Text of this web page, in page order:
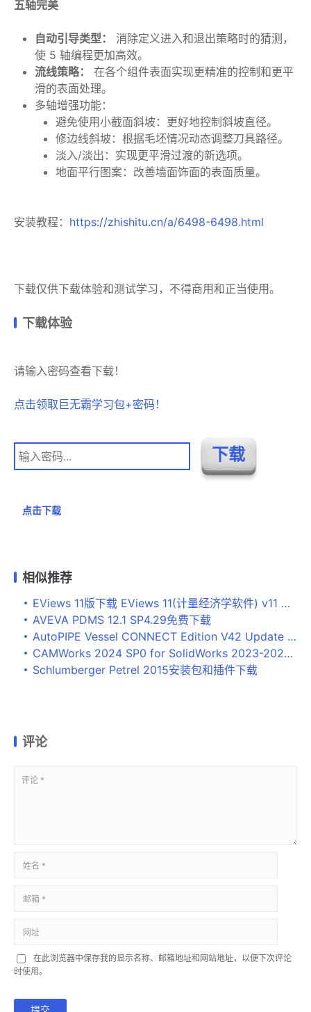
五轴完美
自动引导类型：
消除定义进入和退出策略时的猜测，
使 5 轴编程更加高效。
流线策略：
在各个组件表面实现更精准的控制和更平
滑的表面处理。
多轴增强功能：
避免使用小截面斜坡：更好地控制斜坡直径。
修边线斜坡：根据毛坯情况动态调整刀具路径。
淡入/淡出：实现更平滑过渡的新选项。
地面平行图案：改善墙面饰面的表面质量。
安装教程： https://zhishitu.cn/a/6498-6498.html
下载仅供下载体验和测试学习，不得商用和正当使用。
下载体验
请输入密码查看下载！
点击领取巨无霸学习包+密码！
点击下载
相似推荐
EViews 11版下载 EViews 11(计量经济学软件) v11 附替换补丁 免费版
AVEVA PDMS 12.1 SP4.29免费下载
AutoPIPE Vessel CONNECT Edition V42 Update 3 (42.03.00.10) x64下载
CAMWorks 2024 SP0 for SolidWorks 2023-2024免费下载
Schlumberger Petrel 2015安装包和插件下载
评论
在此浏览器中保存我的显示名称、邮箱地址和网站地址，以便下次评论
时使用。